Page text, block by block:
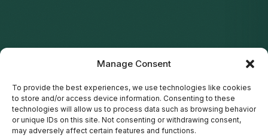
Manage Consent
To provide the best experiences, we use technologies like cookies
to store and/or access device information. Consenting to these
technologies will allow us to process data such as browsing behavior
or unique IDs on this site. Not consenting or withdrawing consent,
may adversely affect certain features and functions.